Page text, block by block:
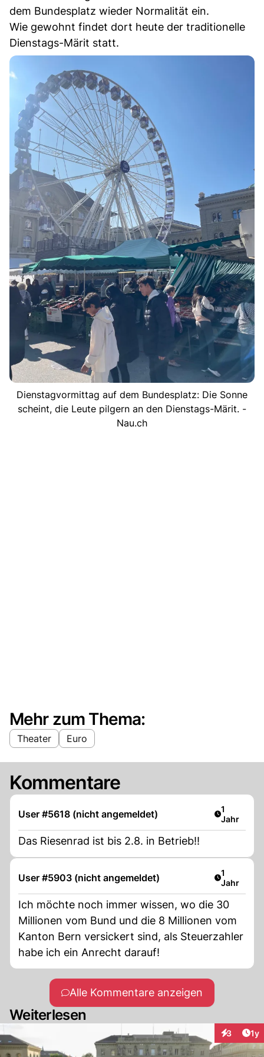
dem Bundesplatz wieder Normalität ein.
Wie gewohnt findet dort heute der traditionelle
Dienstags-Märit statt.
Dienstagvormittag auf dem Bundesplatz: Die Sonne
scheint, die Leute pilgern an den Dienstags-Märit. -
Nau.ch
Mehr zum Thema:
Theater Euro
Kommentare
User #5618 (nicht angemeldet) Artikel
1
Jahr
Das Riesenrad ist bis 2.8. in Betrieb!!
User #5903 (nicht angemeldet) Artikel
1
Jahr
Ich möchte noch immer wissen, wo die 30
Millionen vom Bund und die 8 Millionen vom
Kanton Bern versickert sind, als Steuerzahler
habe ich ein Anrecht darauf!
Alle Kommentare anzeigen
Weiterlesen
3 1y